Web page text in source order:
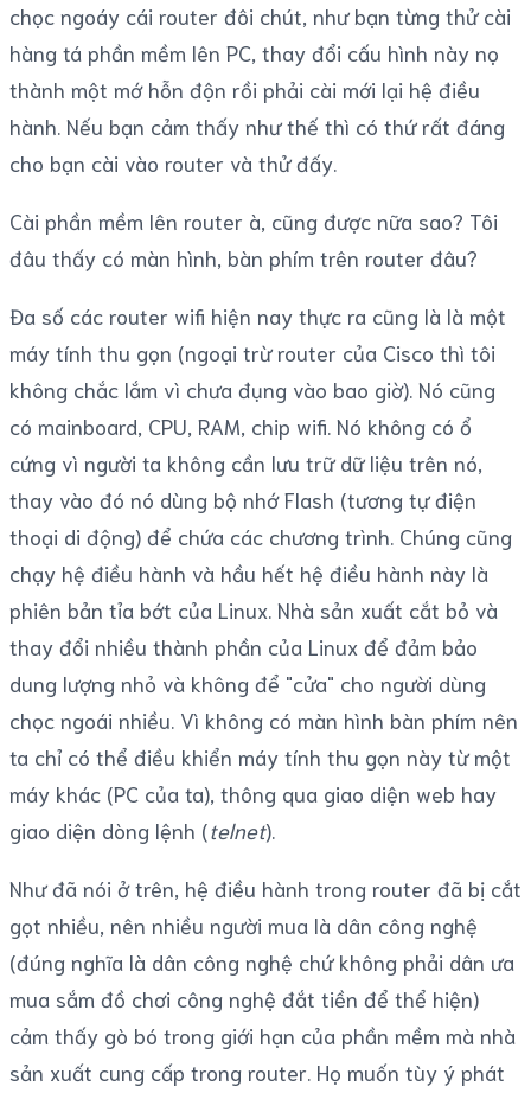
chọc ngoáy cái router đôi chút, như bạn từng thử cài
hàng tá phần mềm lên PC, thay đổi cấu hình này nọ
thành một mớ hỗn độn rồi phải cài mới lại hệ điều
hành. Nếu bạn cảm thấy như thế thì có thứ rất đáng
cho bạn cài vào router và thử đấy.
Cài phần mềm lên router à, cũng được nữa sao? Tôi
đâu thấy có màn hình, bàn phím trên router đâu?
Đa số các router wifi hiện nay thực ra cũng là là một
máy tính thu gọn (ngoại trừ router của Cisco thì tôi
không chắc lắm vì chưa đụng vào bao giờ). Nó cũng
có mainboard, CPU, RAM, chip wifi. Nó không có ổ
cứng vì người ta không cần lưu trữ dữ liệu trên nó,
thay vào đó nó dùng bộ nhớ Flash (tương tự điện
thoại di động) để chứa các chương trình. Chúng cũng
chạy hệ điều hành và hầu hết hệ điều hành này là
phiên bản tỉa bớt của Linux. Nhà sản xuất cắt bỏ và
thay đổi nhiều thành phần của Linux để đảm bảo
dung lượng nhỏ và không để "cửa" cho người dùng
chọc ngoái nhiều. Vì không có màn hình bàn phím nên
ta chỉ có thể điều khiển máy tính thu gọn này từ một
máy khác (PC của ta), thông qua giao diện web hay
giao diện dòng lệnh (telnet).
Như đã nói ở trên, hệ điều hành trong router đã bị cắt
gọt nhiều, nên nhiều người mua là dân công nghệ
(đúng nghĩa là dân công nghệ chứ không phải dân ưa
mua sắm đồ chơi công nghệ đắt tiền để thể hiện)
cảm thấy gò bó trong giới hạn của phần mềm mà nhà
sản xuất cung cấp trong router. Họ muốn tùy ý phát